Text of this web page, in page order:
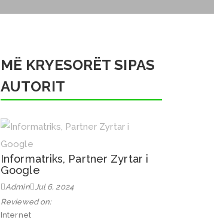
MË KRYESORËT SIPAS
AUTORIT
Informatriks, Partner Zyrtar i
Google
Admin Jul 6, 2024
Reviewed on:
Internet